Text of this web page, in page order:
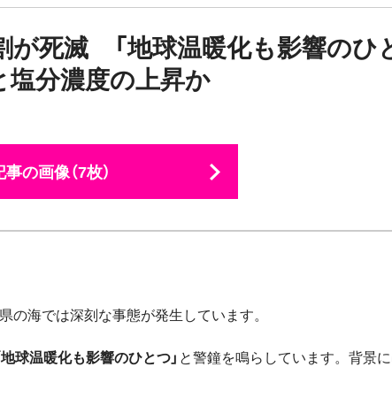
死滅 「地球温暖化も影響のひ
分濃度の上昇か
の画像（7枚）
の海では深刻な事態が発生しています。
地球温暖化も影響のひとつ」 と警鐘を鳴らしています。背景